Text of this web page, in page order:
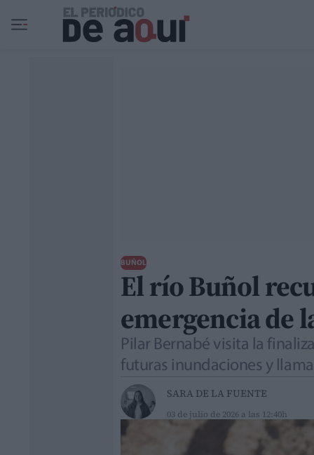
Ir al contenido principal
BUÑOL
El río Buñol
emergencia de
Pilar Bernabé visita la
futuras inundaciones y
SARA DE LA FUENTE
03 de julio de 2026 a las 12:40h